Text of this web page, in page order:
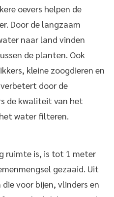
oevers helpen de
Door de langzaam
naar land vinden
de planten. Ook
kleine zoogdieren en
door de
de kwaliteit van het
water filteren.
ruimte is, is tot 1 meter
gezaaid. Uit
voor bijen, vlinders en